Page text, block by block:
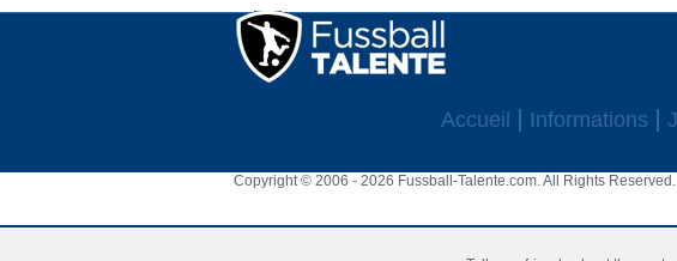
Accueil Informations
Copyright © 2006 - 2026 Fussball-Talente.com. All Rights Reserved.